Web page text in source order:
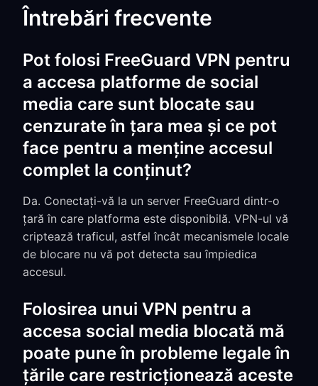
Întrebări frecvente
Pot folosi FreeGuard VPN pentru
a accesa platforme de social
media care sunt blocate sau
cenzurate în țara mea și ce pot
face pentru a menține accesul
complet la conținut?
Da. Conectați-vă la un server FreeGuard dintr-o
țară în care platforma este disponibilă. VPN-ul vă
criptează traficul, astfel încât mecanismele locale
de blocare nu vă pot detecta sau împiedica
accesul.
Folosirea unui VPN pentru a
accesa social media blocată mă
poate pune în probleme legale în
țările care restricționează aceste